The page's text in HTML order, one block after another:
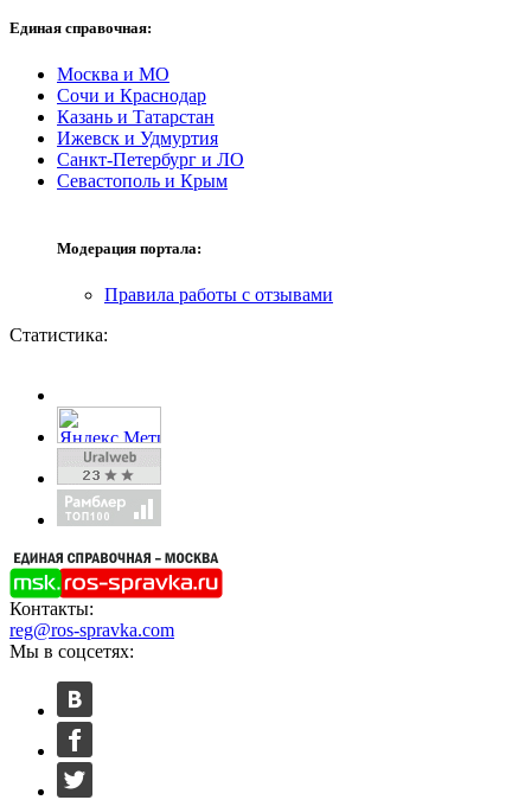
Единая справочная:
Москва и МО
Сочи и Краснодар
Казань и Татарстан
Ижевск и Удмуртия
Санкт-Петербург и ЛО
Севастополь и Крым
Модерация портала:
Правила работы с отзывами
Статистика:
Контакты:
reg@ros-spravka.com
Мы в соцсетях: